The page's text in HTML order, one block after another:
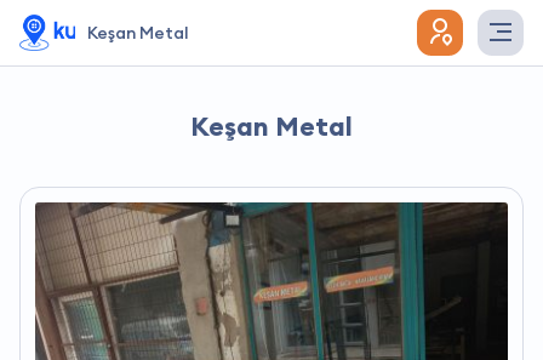
Keşan Metal
Keşan Metal